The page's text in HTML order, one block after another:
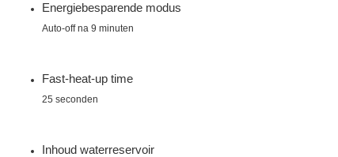
Energiebesparende modus
Auto-off na 9 minuten
Fast-heat-up time
25 seconden
Inhoud waterreservoir